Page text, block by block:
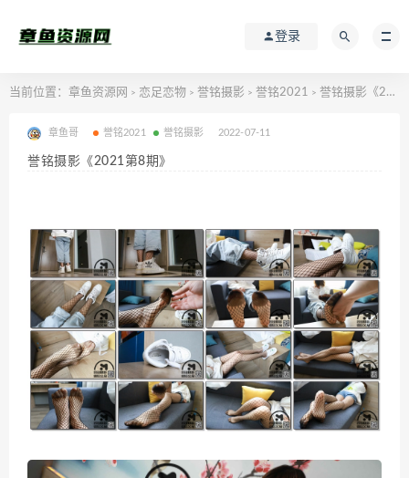
登录
当前位置： 章鱼资源网 > 恋足恋物 > 誉铭摄影 > 誉铭2021 > 誉铭摄影《2021第8期》
章鱼哥 誉铭2021 誉铭摄影 2022-07-11
誉铭摄影《2021第8期》